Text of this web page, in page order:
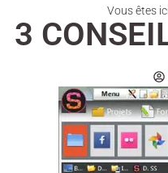
Vous êtes
3